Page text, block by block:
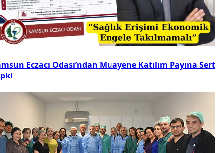
Eczacı Odası’ndan Muayene Katılım Payına Sert